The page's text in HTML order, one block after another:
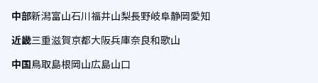
中部新潟富山石川福井山梨長野岐阜静岡愛知
近畿三重滋賀京都大阪兵庫奈良和歌山
中国鳥取島根岡山広島山口